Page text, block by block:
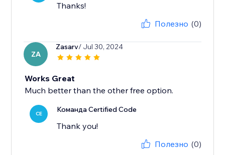
Thanks!
Полезно (0)
ZA
Zasarv/ Jul 30, 2024
Works Great
Much better than the other free option.
CE Команда Certified Code
Thank you!
Полезно (0)